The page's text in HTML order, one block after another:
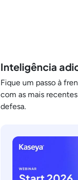
Inteligência
Fique um passo à
com as mais
defesa.